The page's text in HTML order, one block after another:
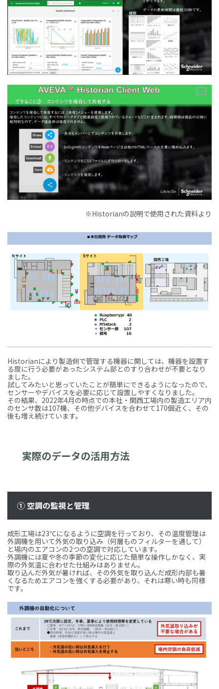
※Historianの説明で使用された資料より
Historianにより製造側で管理する機器に関しては、機器を設置す
る度に行う必要があったシステム部とのすり合わせが不要となり
ました。
試してみたいと思っていたことが簡単にできるようになったので、
センサーやデバイスを必要に応じて設置しやすくなりました。
その結果、2022年4月の時点での本社・関西工場内の製造エリア内
のセンサ数は107機、その他デバイスを合わせて170個近く、その
後も増え続けています。
実際のデータの活用方法
① 空調の監視と管理
成形工場は23℃になるように空調を行っており、その温度管理は
外調機を用いて外気の取り込み（何層ものフィルターを通して）
と場内のエアコンの2つの空調で対応しています。
外調機には夏や冬の季節の変化に応じた簡単な操作しかなく、実
際の外気温に合わせた仕組みはありません。
取り込んだ外気が暑ければ、その外気を取り込んだ成形内部も暑
くなるためエアコンを強くする必要があり、それは寒い時も同様
です。